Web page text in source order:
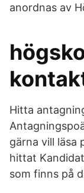
anordnas av
Hitta
gärna vill läsa
hittat
som finns på